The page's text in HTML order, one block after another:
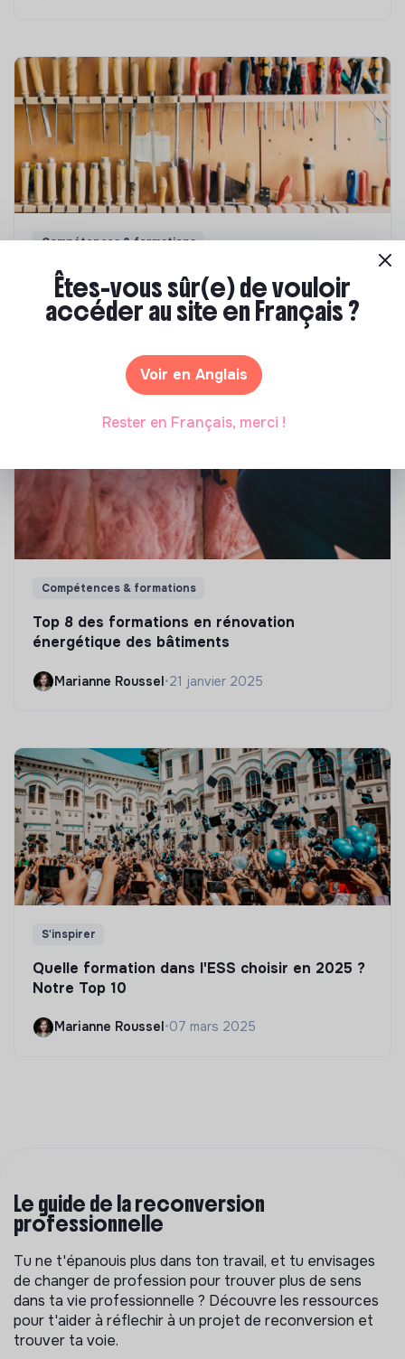
Compétences & formations
Comment se former à la transition écologique
Compétences & formations
Top 8 des formations en rénovation
énergétique des bâtiments
Marianne Roussel•21 janvier 2025
S'inspirer
Quelle formation dans l'ESS choisir en 2025 ?
Notre Top 10
Marianne Roussel •07 mars 2025
Le guide de la reconversion
professionnelle
Tu ne t'épanouis plus dans ton travail, et tu envisages
de changer de profession pour trouver plus de sens
dans ta vie professionnelle ? Découvre les ressources
pour t'aider à réflechir à un projet de reconversion et
trouver ta voie.
Êtes-vous sûr(e) de vouloir
accéder au site en Français ?
Voir en Anglais
Rester en Français, merci !